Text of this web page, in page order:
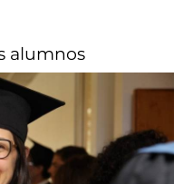
alumnos​